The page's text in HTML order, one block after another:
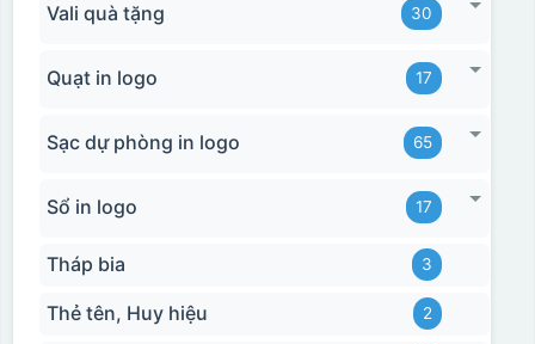
Vali quà tặng 30
Quạt in logo 17
Sạc dự phòng in logo 65
Sổ in logo 17
Tháp bia 3
Thẻ tên, Huy hiệu 2